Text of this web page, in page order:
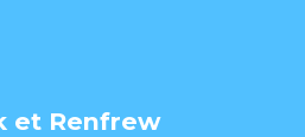
et Renfrew